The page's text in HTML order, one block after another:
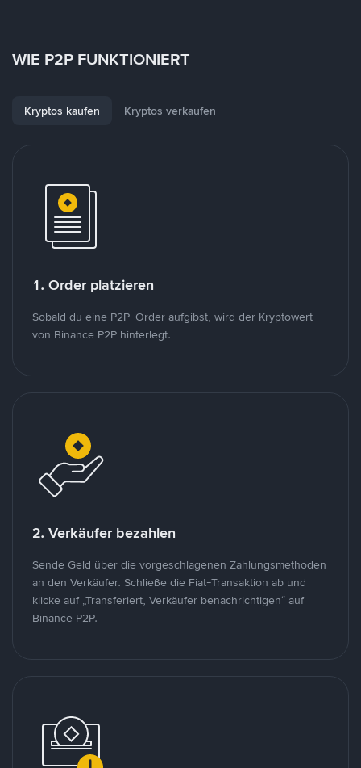
WIE P2P FUNKTIONIERT
Kryptos kaufen Kryptos verkaufen
1. Order platzieren
Sobald du eine P2P-Order aufgibst, wird der Kryptowert
von Binance P2P hinterlegt.
2. Verkäufer bezahlen
Sende Geld über die vorgeschlagenen Zahlungsmethoden
an den Verkäufer. Schließe die Fiat-Transaktion ab und
klicke auf „Transferiert, Verkäufer benachrichtigen“ auf
Binance P2P.